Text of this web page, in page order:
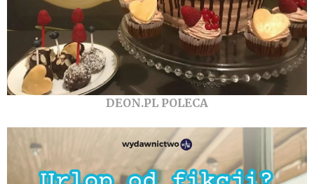
DEON.PL POLECA